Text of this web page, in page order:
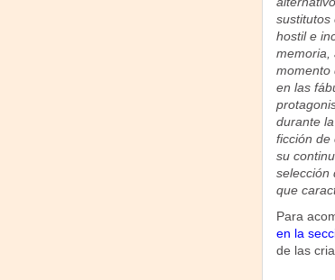
sustitutos
hostil e
memoria,
momento
en las
durante
ficción de
su
selección
que
Para
en la
de las